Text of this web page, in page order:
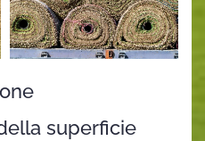
superficie